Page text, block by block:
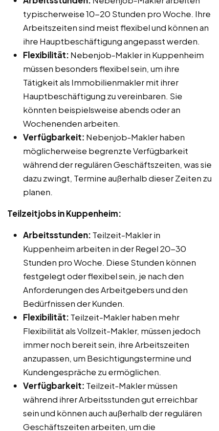
typischerweise 10-20 Stunden pro Woche. Ihre
Arbeitszeiten sind meist flexibel und können an
ihre Hauptbeschäftigung angepasst werden.
Flexibilität: Nebenjob-Makler in Kuppenheim
müssen besonders flexibel sein, um ihre
Tätigkeit als Immobilienmakler mit ihrer
Hauptbeschäftigung zu vereinbaren. Sie
könnten beispielsweise abends oder an
Wochenenden arbeiten.
Verfügbarkeit: Nebenjob-Makler haben
möglicherweise begrenzte Verfügbarkeit
während der regulären Geschäftszeiten, was sie
dazu zwingt, Termine außerhalb dieser Zeiten zu
planen.
Teilzeitjobs in Kuppenheim:
Arbeitsstunden: Teilzeit-Makler in
Kuppenheim arbeiten in der Regel 20-30
Stunden pro Woche. Diese Stunden können
festgelegt oder flexibel sein, je nach den
Anforderungen des Arbeitgebers und den
Bedürfnissen der Kunden.
Flexibilität: Teilzeit-Makler haben mehr
Flexibilität als Vollzeit-Makler, müssen jedoch
immer noch bereit sein, ihre Arbeitszeiten
anzupassen, um Besichtigungstermine und
Kundengespräche zu ermöglichen.
Verfügbarkeit: Teilzeit-Makler müssen
während ihrer Arbeitsstunden gut erreichbar
sein und können auch außerhalb der regulären
Geschäftszeiten arbeiten, um die